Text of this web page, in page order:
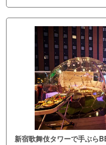
新宿歌舞伎タワーで手ぶら